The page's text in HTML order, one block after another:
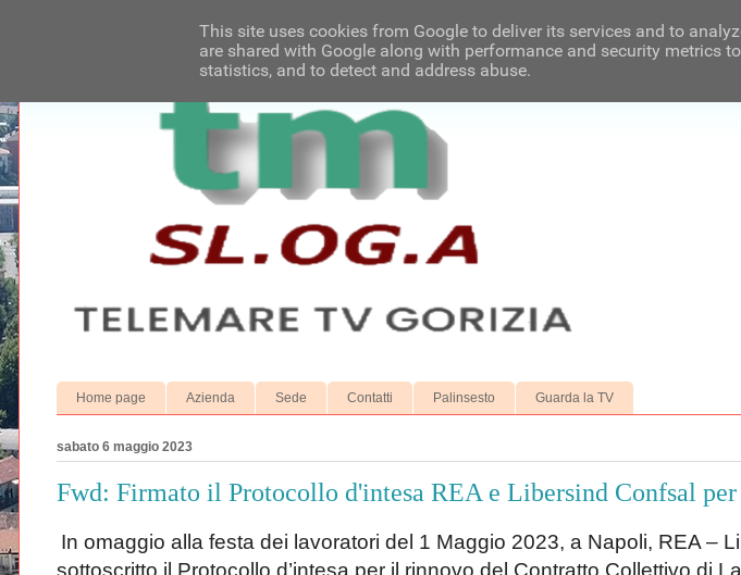
Home page Azienda Sede Contatti Palinsesto Guarda la TV
sabato 6 maggio 2023
Fwd: Firmato il Protocollo d'intesa REA e Libersind Confsal
In omaggio alla festa dei lavoratori del 1 Maggio 2023, a Napoli, REA –
sottoscritto il Protocollo d’intesa per il rinnovo del Contratto Collettivo di
This site uses cookies from Google to deliver its services and to
are shared with Google along with performance and security metrics
statistics, and to detect and address abuse.